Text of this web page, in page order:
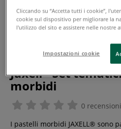
Jaxell - Set
morbidi
0 recensioni
I pastelli morbidi JAXELL® sono
Cliccando su “Accetta tutti i cookie”,
cookie sul dispositivo per migliorare la
l'utilizzo del sito e assistere nelle nostre
Impostazioni cookie